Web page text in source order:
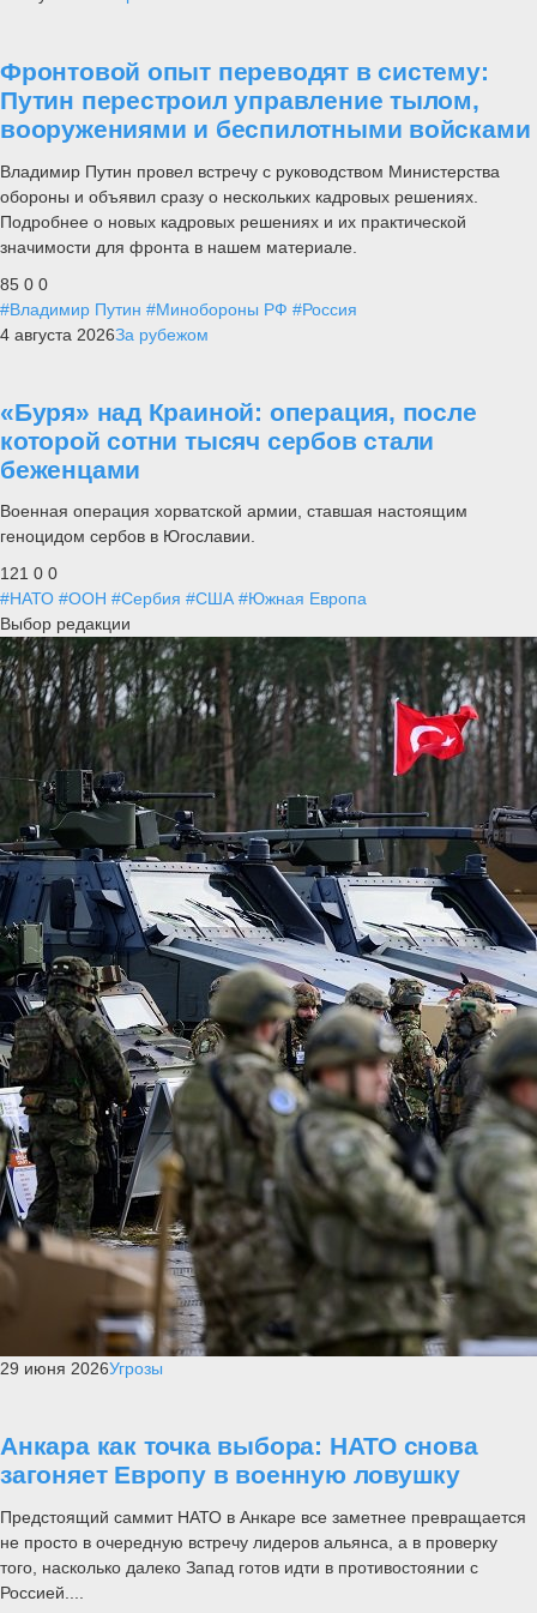
Фронтовой опыт переводят в систему:
Путин перестроил управление тылом,
вооружениями и беспилотными войсками
Владимир Путин провел встречу с руководством Министерства
обороны и объявил сразу о нескольких кадровых решениях.
Подробнее о новых кадровых решениях и их практической
значимости для фронта в нашем материале.
85 0 0
#Владимир Путин #Минобороны РФ #Россия
4 августа 2026За рубежом
«Буря» над Краиной: операция, после
которой сотни тысяч сербов стали
беженцами
Военная операция хорватской армии, ставшая настоящим
геноцидом сербов в Югославии.
121 0 0
#НАТО #ООН #Сербия #США #Южная Европа
Выбор редакции
29 июня 2026Угрозы
Анкара как точка выбора: НАТО снова
загоняет Европу в военную ловушку
Предстоящий саммит НАТО в Анкаре все заметнее превращается
не просто в очередную встречу лидеров альянса, а в проверку
того, насколько далеко Запад готов идти в противостоянии с
Россией....